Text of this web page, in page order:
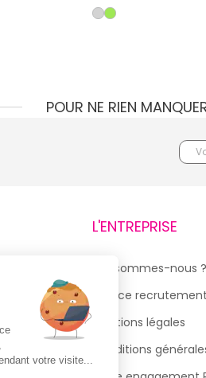
POUR NE RIEN
L'ENTREPRISE
Qui sommes-nous ?
Espace recrutement
Mentions légales
Conditions
votre visite...